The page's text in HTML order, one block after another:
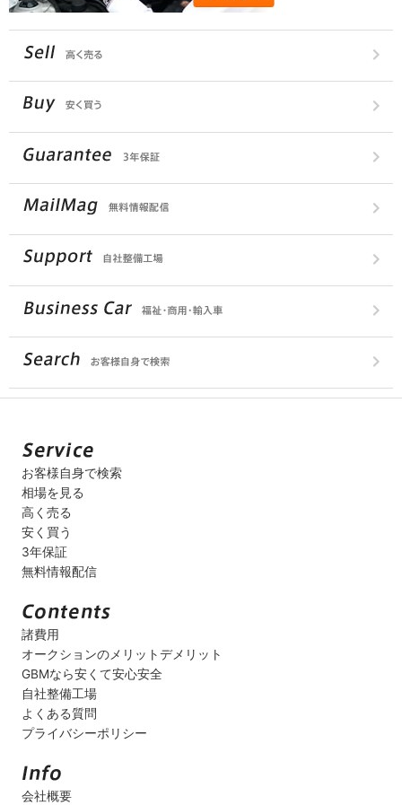
お客様自身で検索
相場を見る
高く売る
安く買う
3年保証
無料情報配信
諸費用
オークションのメリットデメリット
GBMなら安くて安心安全
自社整備工場
よくある質問
プライバシーポリシー
会社概要